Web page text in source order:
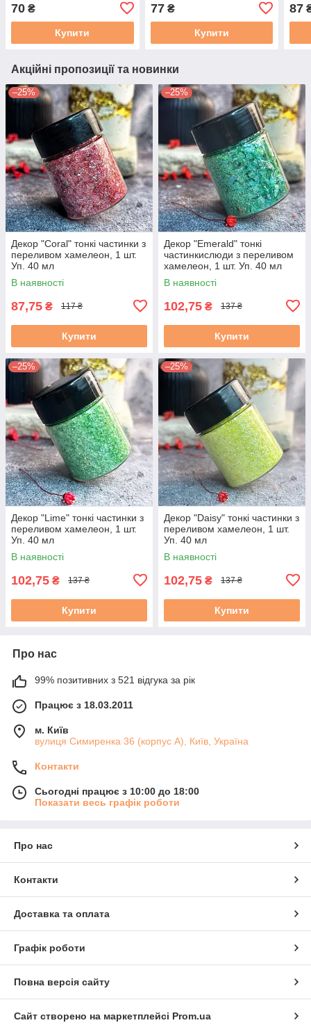
70 ₴
Купити
77₴
Купити
мл
87
Акційні пропозиції та новинки
–25%
Декор "Coral" тонкі частинки з
переливом хамелеон, 1 шт.
Уп. 40 мл
В наявності
87,75 ₴ 117 ₴
Купити
–25%
Декор "Emerald" тонкі
частинкислюди з переливом
хамелеон, 1 шт. Уп. 40 мл
В наявності
102,75 ₴ 137 ₴
Купити
–25%
Декор "Lime" тонкі частинки з
переливом хамелеон, 1 шт.
Уп. 40 мл
В наявності
102,75 ₴ 137 ₴
Купити
–25%
Декор "Daisy" тонкі частинки з
переливом хамелеон, 1 шт.
Уп. 40 мл
В наявності
102,75 ₴ 137 ₴
Купити
Про нас
99% позитивних з 521 відгука за рік
Працює з 18.03.2011
м. Київ
вулиця Симиренка 36 (корпус А), Київ, Україна
Контакти
Сьогодні працює з 10:00 до 18:00
Показати весь графік роботи
Про нас
Контакти
Доставка та оплата
Графік роботи
Повна версія сайту
Сайт створено на маркетплейсі Prom.ua